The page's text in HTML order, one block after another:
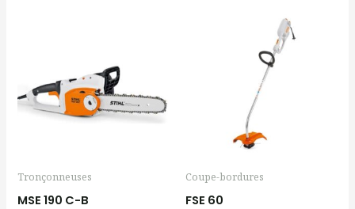
Tronçonneuses
MSE 190 C-B
Coupe-bordures
FSE 60